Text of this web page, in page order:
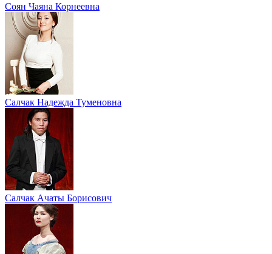
Соян Чаяна Корнеевна
Салчак Надежда Туменовна
Салчак Ачаты Борисович